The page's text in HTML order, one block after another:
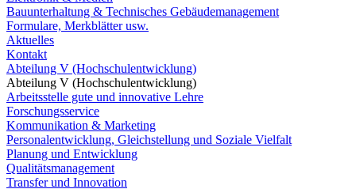
Bauunterhaltung & Technisches Gebäudemanagement
Formulare, Merkblätter usw.
Aktuelles
Kontakt
Abteilung V (Hochschulentwicklung)
Abteilung V (Hochschulentwicklung)
Arbeitsstelle gute und innovative Lehre
Forschungsservice
Kommunikation & Marketing
Personalentwicklung, Gleichstellung und Soziale Vielfalt
Planung und Entwicklung
Qualitätsmanagement
Transfer und Innovation